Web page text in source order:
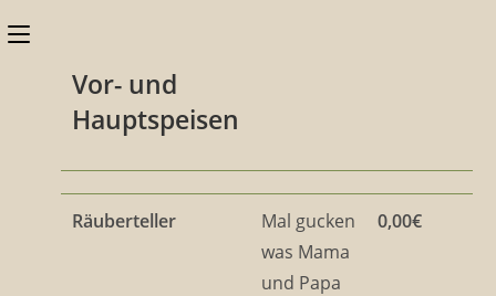
Schalte
Vor- und
Hauptspeisen
Räuberteller
Mal gucken
was Mama
und Papa
0,00€